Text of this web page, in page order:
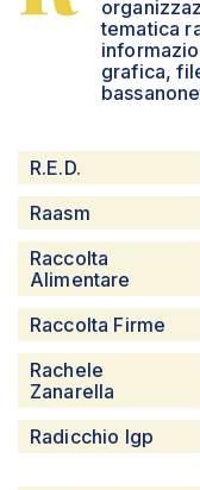
tematica
grafica,
R.E.D.
Raasm
Raccolta
Alimentare
Raccolta Firme
Rachele
Zanarella
Radicchio Igp